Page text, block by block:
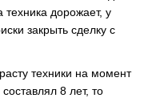
дорожает, у
закрыть сделку с
техники на момент
8 лет, то